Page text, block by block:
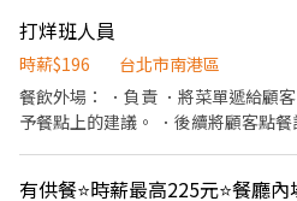
變髒都可以再換新的 🍔國定假日ll薪
天抵兩天！ 🍔年度獎金ll把特休換成
制度ll上班表現優良可升遷為計時主
面議喔)
打烊班人員
時薪$196
台北市南港區
餐飲外場： ．負責 ．將菜單遞給顧
予餐點上的建議。 ．後續將顧客點